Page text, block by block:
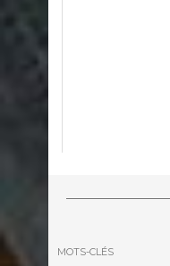
MOTS-CLÉS